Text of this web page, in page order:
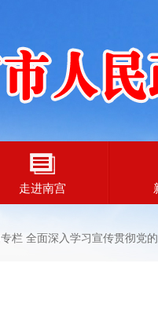
走进南宫
栏 全面深入学习宣传贯彻党